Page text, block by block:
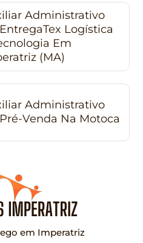
Administrativo
Logística
Em
(MA)
Administrativo
Venda Na Motoca
em Imperatriz